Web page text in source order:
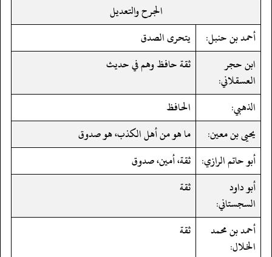
الجرح والتعديل
أحمد بن حنبل:
يتحرى الصدق
ابن حجر
العسقلاني:
ثقة حافظ وهم في حديث
الذهبي:
الحافظ
يحيى بن معين:
ما هو من أهل الكذب، هو صدوق
أبو حاتم الرازي: ثقة، أمين، صدوق
أبو داود
السجستاني:
ثقة
أحمد بن محمد
الخلال:
ثقة